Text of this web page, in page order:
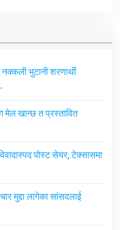
भुटानी शरणार्थी
मेल खान्छ त प्रस्तावित
पोस्ट सेयर, टेक्सासमा
मुद्दा लागेका सांसदलाई